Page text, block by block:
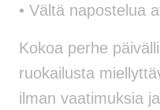
• Vältä napostelua
Kokoa perhe
ruokailusta
ilman vaatimuksia